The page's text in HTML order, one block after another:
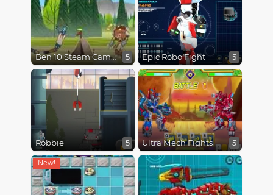
Ben 10 Steam Camp 5 Epic Robo Fight 5
Robbie 5 Ultra Mech Fights 5